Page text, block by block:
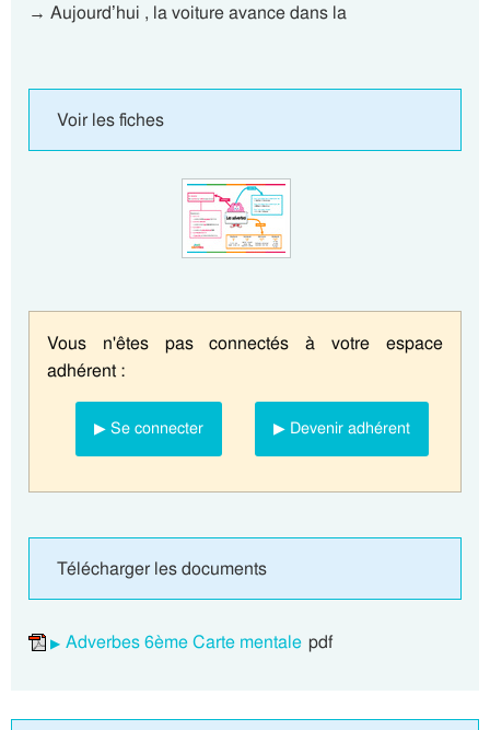
→ Aujourd’hui , la voiture avance dans la
Voir les fiches
Vous n'êtes pas connectés à votre espace
adhérent :
▶ Se connecter ▶ Devenir adhérent
Télécharger les documents
Adverbes 6ème Carte mentale pdf